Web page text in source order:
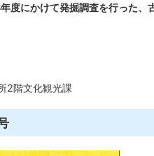
度にかけて発掘調査を行った、
2階文化観光課